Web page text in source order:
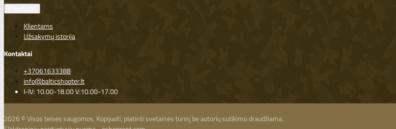
Klientams
Užsakymų istorija
Kontaktai
+37061633388
info@balticshooter.lt
I-IV: 10.00-18.00 V:10.00-17.00
2026 © Visos teisės saugomos. Kopijuoti, platinti svetainės turinį be autorių sutikimo draudžiama.